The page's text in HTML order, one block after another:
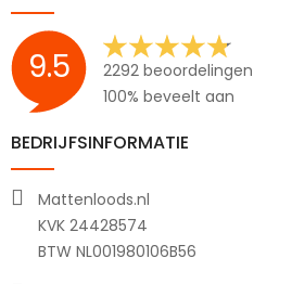
9.5
2292 beoordelingen
100% beveelt aan
BEDRIJFSINFORMATIE
Mattenloods.nl
KVK 24428574
BTW NL001980106B56